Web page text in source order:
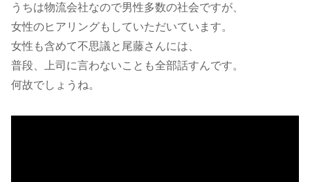
うちは物流会社なので男性多数の社会ですが、
女性のヒアリングもしていただいています。
女性も含めて不思議と尾藤さんには、
普段、上司に言わないことも全部話すんです。
何故でしょうね。